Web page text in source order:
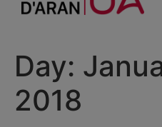
Day:
2018